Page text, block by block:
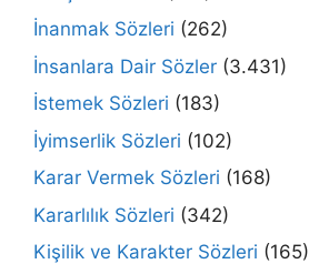
İnanmak Sözleri (262)
İnsanlara Dair Sözler (3.431)
İstemek Sözleri (183)
İyimserlik Sözleri (102)
Karar Vermek Sözleri (168)
Kararlılık Sözleri (342)
Kişilik ve Karakter Sözleri (165)